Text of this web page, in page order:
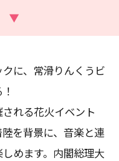
▼
に、常滑りんくうビ
れる花火イベント
を背景に、音楽と連
めます。内閣総理大